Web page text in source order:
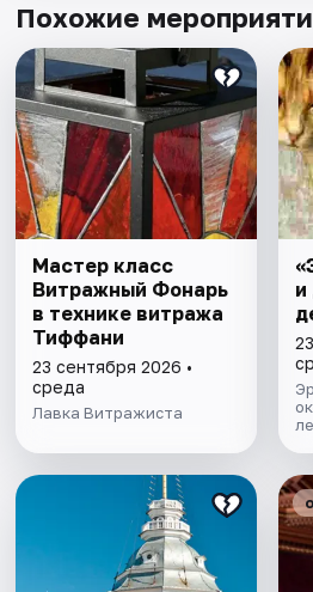
Похожие
Мастер класс
Витражный Фонарь
в технике витража
Тиффани
23 сентября 2026 •
среда
Лавка Витражиста
и